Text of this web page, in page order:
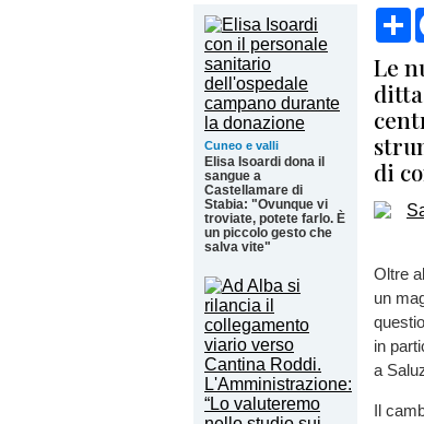
Cuneo e valli
Elisa Isoardi dona il
sangue a
Castellamare di
Stabia: "Ovunque vi
troviate, potete farlo. È
un piccolo gesto che
salva vite"
Le
di
Oltre
un
in
a
Il